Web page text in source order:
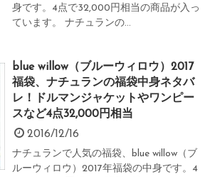
身です。4点で32,000円相当の商品が入っ
ています。 ナチュランの...
blue willow（ブルーウィロウ）2017
福袋、ナチュランの福袋中身ネタバ
レ！ドルマンジャケットやワンピー
スなど4点32,000円相当
2016/12/16
ナチュランで人気の福袋、blue willow（ブ
ルーウィロウ）2017年福袋の中身です。4